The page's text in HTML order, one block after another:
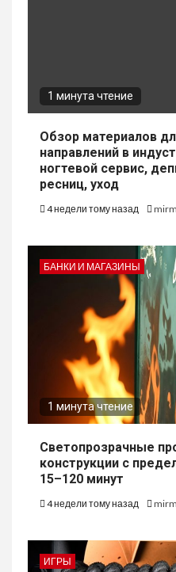
1 минута чтение
Обзор материалов
направлений в
ногтевой сервис,
ресниц, уход
4 недели тому назад
БАНКИ И МАГАЗИНЫ
1 минута чтение
Светопрозрачные
конструкции с
15–120 минут
4 недели тому назад
ИГРЫ